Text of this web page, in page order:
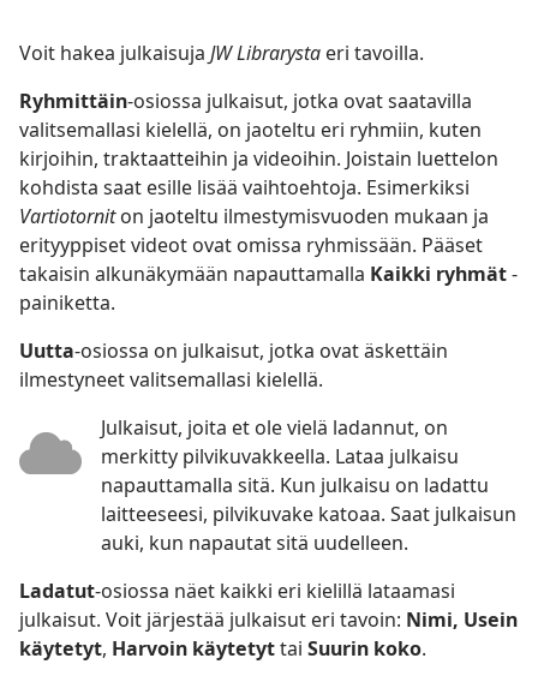
Voit hakea julkaisuja JW Librarysta eri tavoilla.
Ryhmittäin-osiossa julkaisut, jotka ovat saatavilla
valitsemallasi kielellä, on jaoteltu eri ryhmiin, kuten
kirjoihin, traktaatteihin ja videoihin. Joistain luettelon
kohdista saat esille lisää vaihtoehtoja. Esimerkiksi
Vartiotorniton jaoteltu ilmestymisvuoden mukaan ja
erityyppiset videot ovat omissa ryhmissään. Pääset
takaisin alkunäkymään napauttamalla Kaikki ryhmät-
painiketta.
Uutta-osiossa on julkaisut, jotka ovat äskettäin
ilmestyneet valitsemallasi kielellä.
Julkaisut, joita et ole vielä ladannut, on
merkitty pilvikuvakkeella. Lataa julkaisu
napauttamalla sitä. Kun julkaisu on ladattu
laitteeseesi, pilvikuvake katoaa. Saat julkaisun
auki, kun napautat sitä uudelleen.
Ladatut-osiossa näet kaikki eri kielillä lataamasi
julkaisut. Voit järjestää julkaisut eri tavoin: Nimi, Usein
käytetyt, Harvoin käytetyttai Suurin koko.